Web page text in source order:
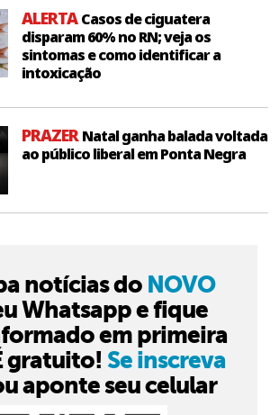
ALERTACasos de ciguatera
disparam 60% no RN; veja os
sintomas e como identificar a
intoxicação
PRAZERNatal ganha balada voltada
ao público liberal em Ponta Negra
notícias do NOVO
Whatsapp e fique
em primeira
gratuito! Se inscreva
aponte seu celular